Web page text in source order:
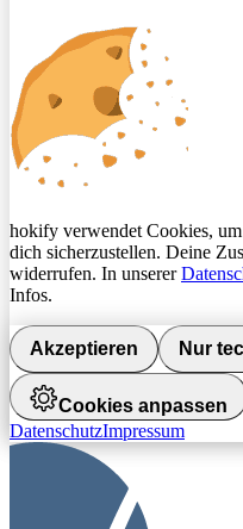
hokify verwendet Cookies,
dich sicherzustellen. Deine
widerrufen. In unserer
Infos.
Akzeptieren Nur
Cookies anpassen
DatenschutzImpressum